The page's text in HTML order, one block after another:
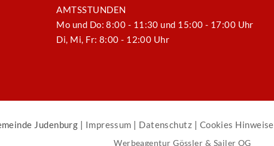
AMTSSTUNDEN
Mo und Do: 8:00 - 11:30 und 15:00 - 17:00 Uhr
Di, Mi, Fr: 8:00 - 12:00 Uhr
Judenburg | Impressum | Datenschutz | Cookies Hinweise
Werbeagentur Gössler & Sailer OG